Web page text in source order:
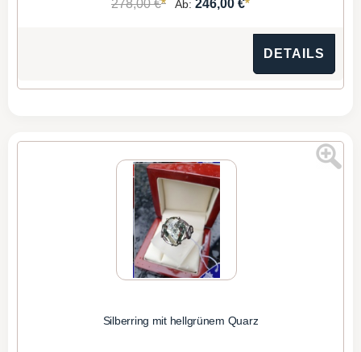
278,00 € Ab: 246,00 €
DETAILS
Silberring mit hellgrünem Quarz